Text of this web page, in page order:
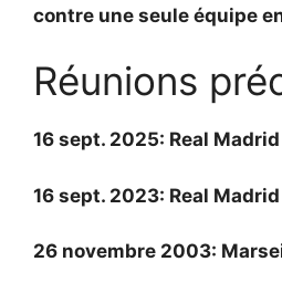
contre une seule équipe
Réunions
16 sept. 2025: Real
16 sept. 2023: Real
26 novembre 2003: